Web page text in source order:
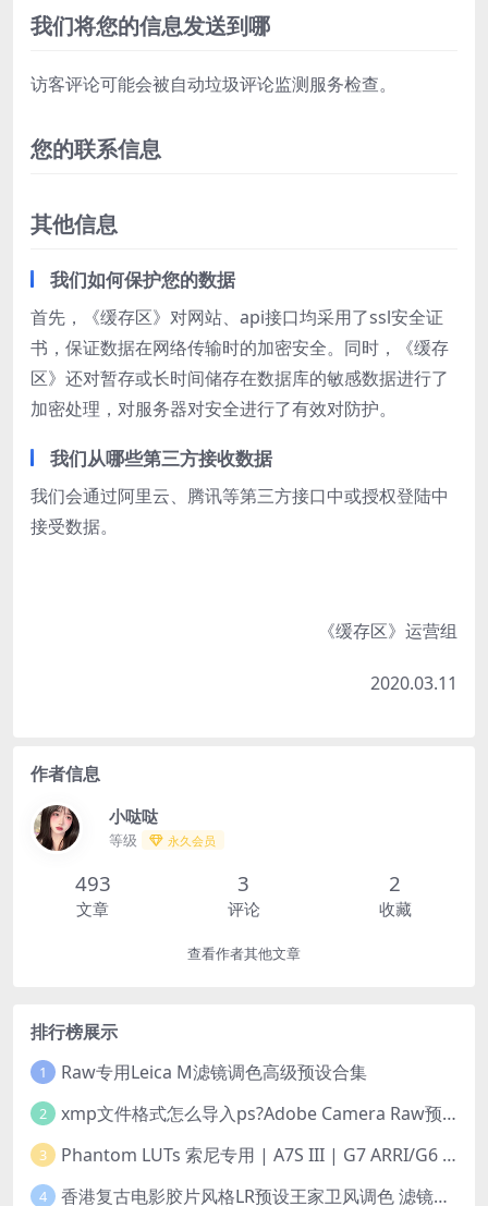
我们将您的信息发送到哪
访客评论可能会被自动垃圾评论监测服务检查。
您的联系信息
其他信息
我们如何保护您的数据
首先，《缓存区》对网站、api接口均采用了ssl安全证
书，保证数据在网络传输时的加密安全。同时，《缓存
区》还对暂存或长时间储存在数据库的敏感数据进行了
加密处理，对服务器对安全进行了有效对防护。
我们从哪些第三方接收数据
我们会通过阿里云、腾讯等第三方接口中或授权登陆中
接受数据。
《缓存区》运营组
2020.03.11
作者信息
小哒哒
等级 永久会员
493
文章
3
评论
2
收藏
查看作者其他文章
排行榜展示
1 Raw专用Leica M滤镜调色高级预设合集
2 xmp文件格式怎么导入ps?Adobe Camera Raw预设导入方法,ACR预设安装教程xmp文件格式怎么导入ps
3 Phantom LUTs 索尼专用 | A7S III | G7 ARRI/G6 FILM (2023最新版本)
4 香港复古电影胶片风格LR预设王家卫风调色 滤镜支持PR/PS/FCPX/达芬奇/AE/LUT